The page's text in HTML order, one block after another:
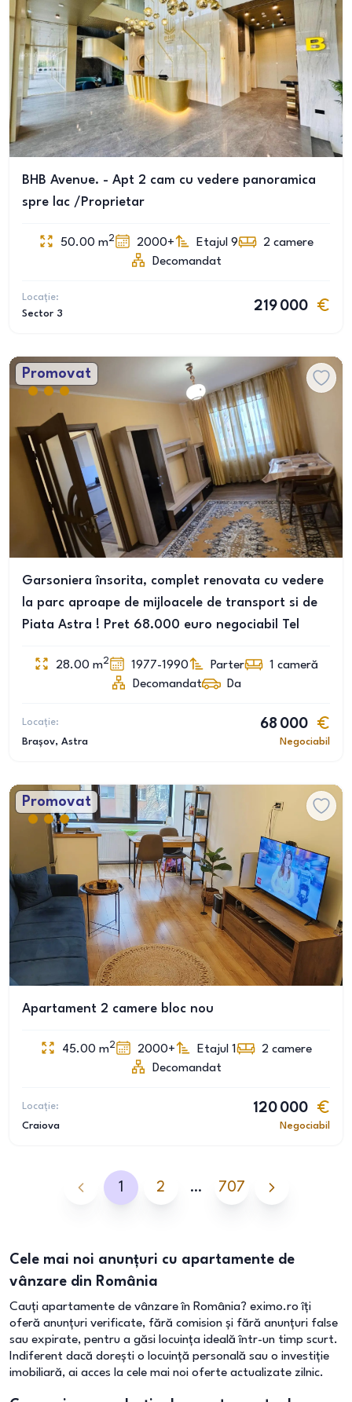
BHB Avenue. - Apt 2 cam cu vedere panoramica
spre lac /Proprietar
50.00 m2 2000+ Etajul 9 2 camere
Decomandat
Locație:
Sector 3
219 000
Promovat
Garsoniera însorita, complet renovata cu vedere
la parc aproape de mijloacele de transport si de
Piata Astra ! Pret 68.000 euro negociabil Tel
28.00 m2 1977-1990 Parter 1 cameră
Decomandat
Da
Locație:
Brașov, Astra
68 000
Negociabil
Promovat
Apartament 2 camere bloc nou
45.00 m2 2000+ Etajul 1 2 camere
Decomandat
Locație:
Craiova
120 000
Negociabil
1 2 … 707
Cele mai noi anunțuri cu apartamente de
vânzare din România
Cauți apartamente de vânzare în România? eximo.ro îți
oferă anunțuri verificate, fără comision și fără anunțuri false
sau expirate, pentru a găsi locuința ideală într-un timp scurt.
Indiferent dacă dorești o locuință personală sau o investiție
imobiliară, ai acces la cele mai noi oferte actualizate zilnic.